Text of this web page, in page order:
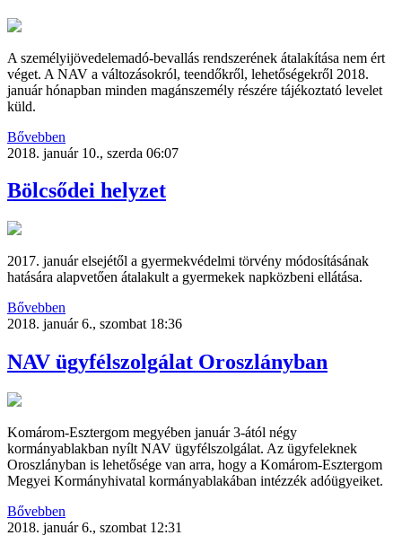
A személyijövedelemadó-bevallás rendszerének átalakítása nem ért
véget. A NAV a változásokról, teendőkről, lehetőségekről 2018.
január hónapban minden magánszemély részére tájékoztató levelet
küld.
Bővebben
2018. január 10., szerda 06:07
Bölcsődei helyzet
2017. január elsejétől a gyermekvédelmi törvény módosításának
hatására alapvetően átalakult a gyermekek napközbeni ellátása.
Bővebben
2018. január 6., szombat 18:36
NAV ügyfélszolgálat Oroszlányban
Komárom-Esztergom megyében január 3-ától négy
kormányablakban nyílt NAV ügyfélszolgálat. Az ügyfeleknek
Oroszlányban is lehetősége van arra, hogy a Komárom-Esztergom
Megyei Kormányhivatal kormányablakában intézzék adóügyeiket.
Bővebben
2018. január 6., szombat 12:31